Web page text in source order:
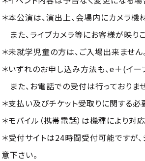
＊本公演は、演出上、会場内にカメラ機
また、ライブカメラ等にお客様が映り
＊未就学児童の方は、ご入場出来ません
＊いずれのお申し込み方法も、e＋(イ
また、お電話での受付は行っておりま
＊支払い及びチケット受取りに関する
＊モバイル（携帯電話）は機種により対
＊受付サイトは24時間受付可能ですが
意下さい。